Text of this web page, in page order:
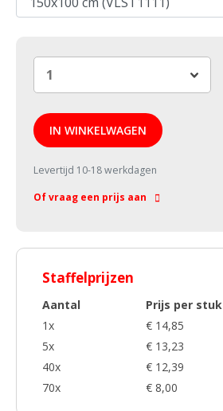
IN WINKELWAGEN
Levertijd 10-18 werkdagen
Of vraag een prijs aan
Staffelprijzen
Aantal
Prijs per stuk
1x
€ 14,85
5x
€ 13,23
40x
€ 12,39
70x
€ 8,00